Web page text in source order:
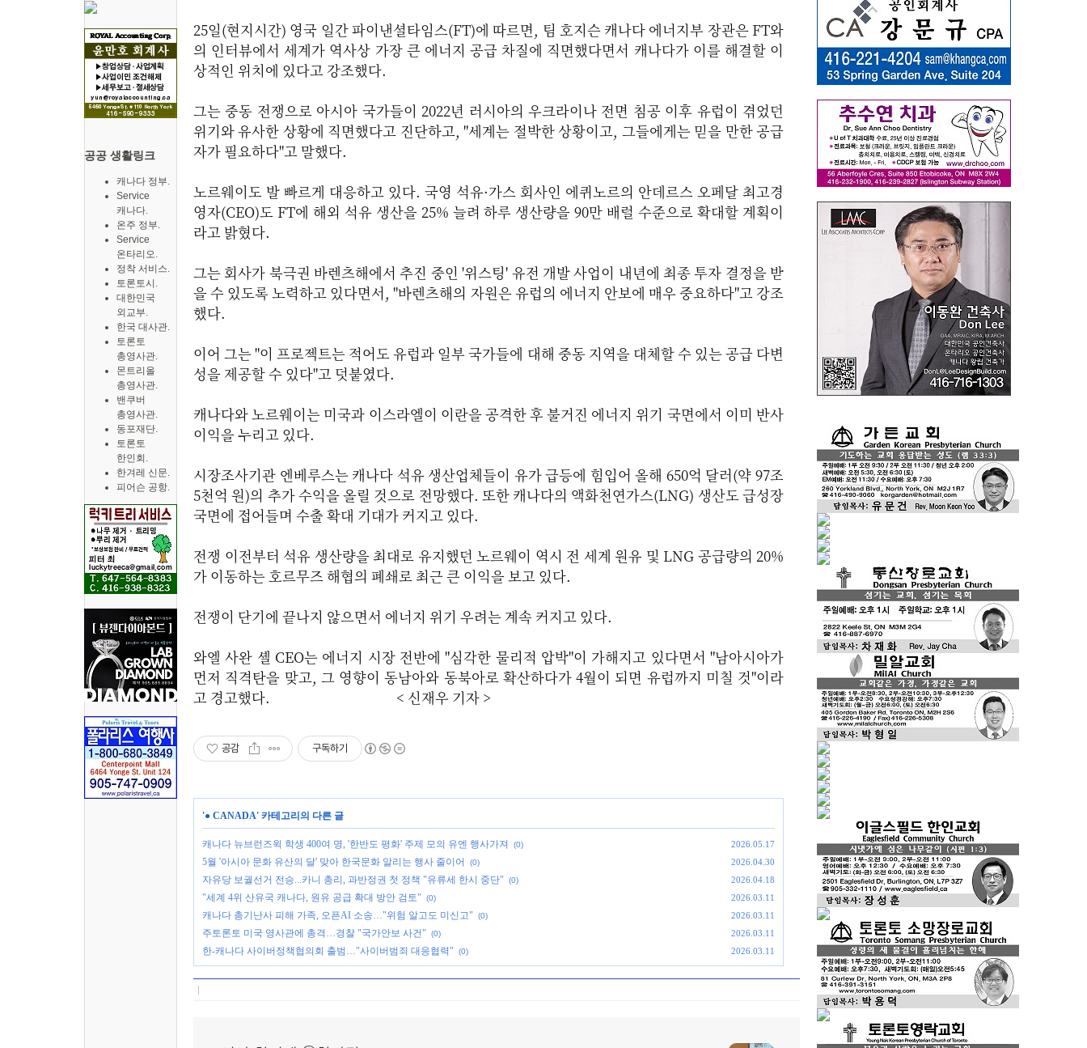
공공 생활링크
캐나다 정부.
Service
캐나다.
온주 정부.
Service
온타리오.
정착 서비스.
토론토시.
대한민국
외교부.
한국 대사관.
토론토
총영사관.
몬트리올
총영사관.
밴쿠버
총영사관.
동포재단.
토론토
한인회.
한겨레 신문.
피어슨 공항.
25일(현지시간) 영국 일간 파이낸셜타임스(FT)에 따르면, 팀 호지슨 캐나다 에너지부 장관은 FT와
의 인터뷰에서 세계가 역사상 가장 큰 에너지 공급 차질에 직면했다면서 캐나다가 이를 해결할 이
상적인 위치에 있다고 강조했다.
그는 중동 전쟁으로 아시아 국가들이 2022년 러시아의 우크라이나 전면 침공 이후 유럽이 겪었던
위기와 유사한 상황에 직면했다고 진단하고, "세계는 절박한 상황이고, 그들에게는 믿을 만한 공급
자가 필요하다"고 말했다.
노르웨이도 발 빠르게 대응하고 있다. 국영 석유·가스 회사인 에퀴노르의 안데르스 오페달 최고경
영자(CEO)도 FT에 해외 석유 생산을 25% 늘려 하루 생산량을 90만 배럴 수준으로 확대할 계획이
라고 밝혔다.
그는 회사가 북극권 바렌츠해에서 추진 중인 '위스팅' 유전 개발 사업이 내년에 최종 투자 결정을 받
을 수 있도록 노력하고 있다면서, "바렌츠해의 자원은 유럽의 에너지 안보에 매우 중요하다"고 강조
했다.
이어 그는 "이 프로젝트는 적어도 유럽과 일부 국가들에 대해 중동 지역을 대체할 수 있는 공급 다변
성을 제공할 수 있다"고 덧붙였다.
캐나다와 노르웨이는 미국과 이스라엘이 이란을 공격한 후 불거진 에너지 위기 국면에서 이미 반사
이익을 누리고 있다.
시장조사기관 엔베루스는 캐나다 석유 생산업체들이 유가 급등에 힘입어 올해 650억 달러(약 97조
5천억 원)의 추가 수익을 올릴 것으로 전망했다. 또한 캐나다의 액화천연가스(LNG) 생산도 급성장
국면에 접어들며 수출 확대 기대가 커지고 있다.
전쟁 이전부터 석유 생산량을 최대로 유지했던 노르웨이 역시 전 세계 원유 및 LNG 공급량의 20%
가 이동하는 호르무즈 해협의 폐쇄로 최근 큰 이익을 보고 있다.
전쟁이 단기에 끝나지 않으면서 에너지 위기 우려는 계속 커지고 있다.
와엘 사완 셸 CEO는 에너지 시장 전반에 "심각한 물리적 압박"이 가해지고 있다면서 "남아시아가
먼저 직격탄을 맞고, 그 영향이 동남아와 동북아로 확산하다가 4월이 되면 유럽까지 미칠 것"이라
고 경고했다. < 신재우 기자 >
공감 구독하기
'● CANADA' 카테고리의 다른 글
캐나다 뉴브런즈윅 학생 400여 명, '한반도 평화' 주제 모의 유엔 행사가져 (0) 2026.05.17
5월 '아시아 문화 유산의 달' 맞아 한국문화 알리는 행사 줄이어 (0) 2026.04.30
자유당 보궐선거 전승...카니 총리, 과반정권 첫 정책 "유류세 한시 중단" (0) 2026.04.18
"세계 4위 산유국 캐나다, 원유 공급 확대 방안 검토" (0) 2026.03.11
캐나다 총기난사 피해 가족, 오픈AI 소송…"위험 알고도 미신고" (0) 2026.03.11
주토론토 미국 영사관에 총격…경찰 "국가안보 사건" (0) 2026.03.11
한-캐나다 사이버정책협의회 출범…"사이버범죄 대응협력" (0) 2026.03.11